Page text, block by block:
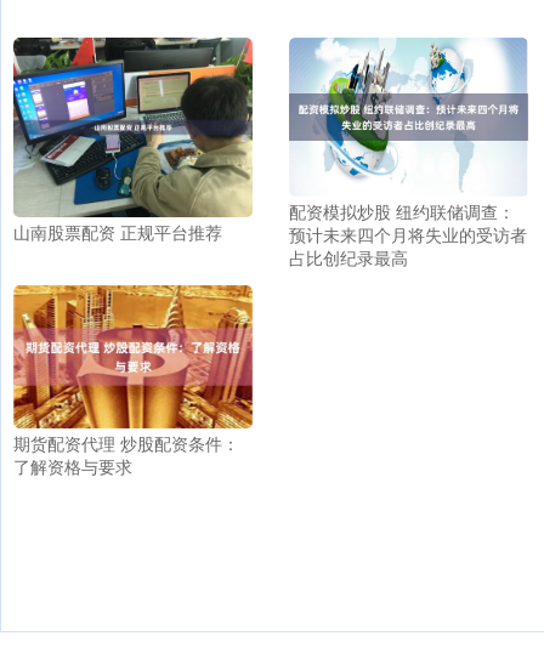
山南股票配资 正规平台推荐
配资模拟炒股 纽约联储调查：
预计未来四个月将失业的受访者
占比创纪录最高
期货配资代理 炒股配资条件：
了解资格与要求